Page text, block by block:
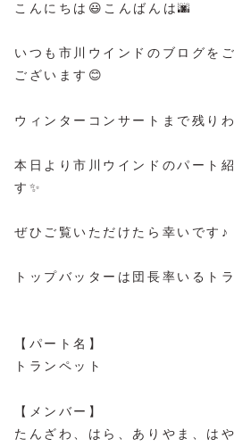
こんにちは😃こんばんは🌆
いつも市川ウインドのブログを
ございます😊
ウィンターコンサートまで残り
本日より市川ウインドのパート
す✨
ぜひご覧いただけたら幸いです♪
トップバッターは団長率いるト
【パート名】
トランペット
【メンバー】
たんざわ、はら、ありやま、は